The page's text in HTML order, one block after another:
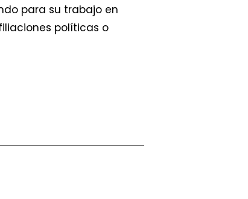
para su trabajo en
políticas o